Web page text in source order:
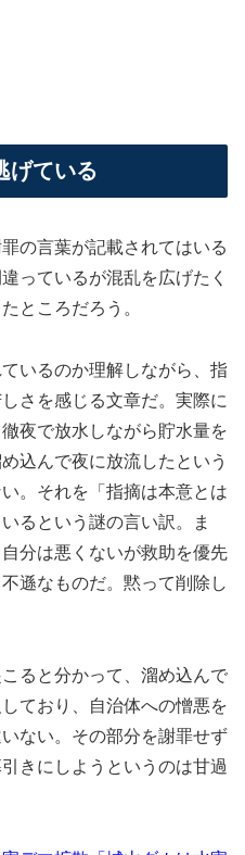
げている
の言葉が記載されてはいる
っているが混乱を広げたく
ところだろう。
いるのか理解しながら、指
さを感じる文章だ。実際に
夜で放水しながら貯水量を
込んで夜に放流したという
。それを「指摘は本意とは
るという謎の言い訳。ま
分は悪くないが救助を優先
遜なものだ。黙って削除し
ると分かって、溜め込んで
ており、自治体への憎悪を
ない。その部分を謝罪せず
きにしようというのは甘過